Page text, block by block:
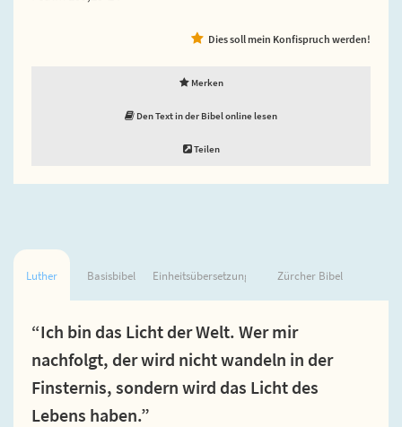
Dies soll mein Konfispruch werden!
Merken
Den Text in der Bibel online lesen
Teilen
Luther Basisbibel Einheitsübersetzung Zürcher Bibel
“Ich bin das Licht der Welt. Wer mir
nachfolgt, der wird nicht wandeln in der
Finsternis, sondern wird das Licht des
Lebens haben.”